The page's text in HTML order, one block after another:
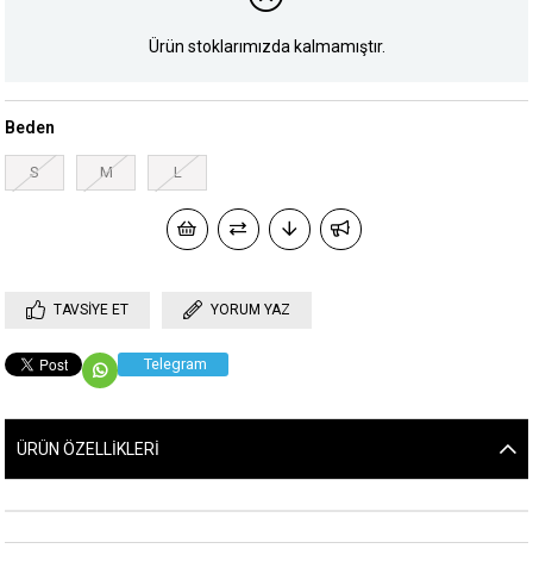
Ürün stoklarımızda kalmamıştır.
Beden
S M L
TAVSIYE ET YORUM YAZ
Telegram
ÜRÜN ÖZELLIKLERI